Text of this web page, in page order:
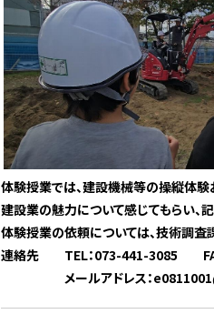
体験授業では、建設機械等の操縦体験
建設業の魅力について感じてもらい、
体験授業の依頼については、技術調査
連絡先 TEL：073-441-3085
メールアドレス：